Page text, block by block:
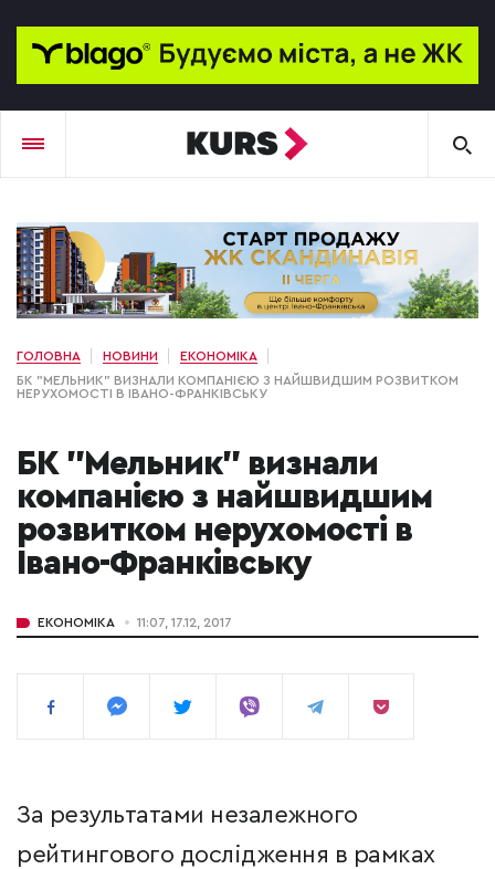
ГОЛОВНА НОВИНИ
ЕКОНОМІКА
БК "МЕЛЬНИК" ВИЗНАЛИ КОМПАНІЄЮ З НАЙШВИДШИМ РОЗВИТКОМ
НЕРУХОМОСТІ В ІВАНО-ФРАНКІВСЬКУ
БК "Мельник" визнали
компанією з найшвидшим
розвитком нерухомості в
Івано-Франківську
ЕКОНОМІКА 11:07, 17.12, 2017
За результатами незалежного
рейтингового дослідження в рамках